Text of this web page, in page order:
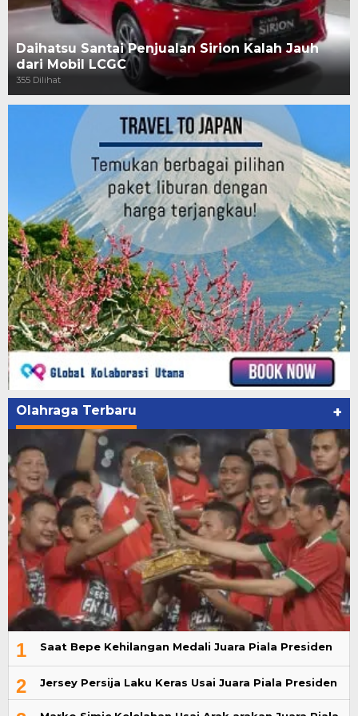
Daihatsu Santai Penjualan Sirion Kalah Jauh
dari Mobil LCGC
355 Dilihat
Olahraga Terbaru +
1 Saat Bepe Kehilangan Medali Juara Piala Presiden
2 Jersey Persija Laku Keras Usai Juara Piala Presiden